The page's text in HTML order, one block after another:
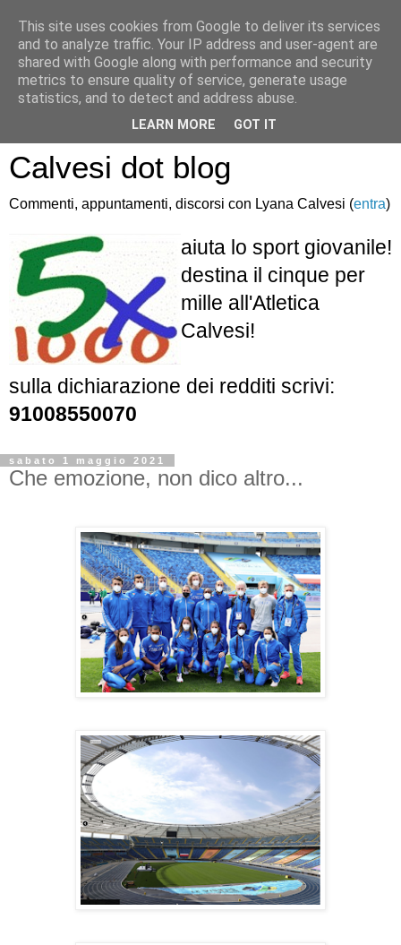
Atletica Sandro
Calvesi dot blog
Commenti, appuntamenti, discorsi con Lyana Calvesi (entra)
aiuta lo sport giovanile!
destina il cinque per
mille all'Atletica
Calvesi!
sulla dichiarazione dei redditi scrivi:
91008550070
sabato 1 maggio 2021
Che emozione, non dico altro...
This site uses cookies from Google to deliver its services
and to analyze traffic. Your IP address and user-agent are
shared with Google along with performance and security
metrics to ensure quality of service, generate usage
statistics, and to detect and address abuse.
LEARN MORE GOT IT